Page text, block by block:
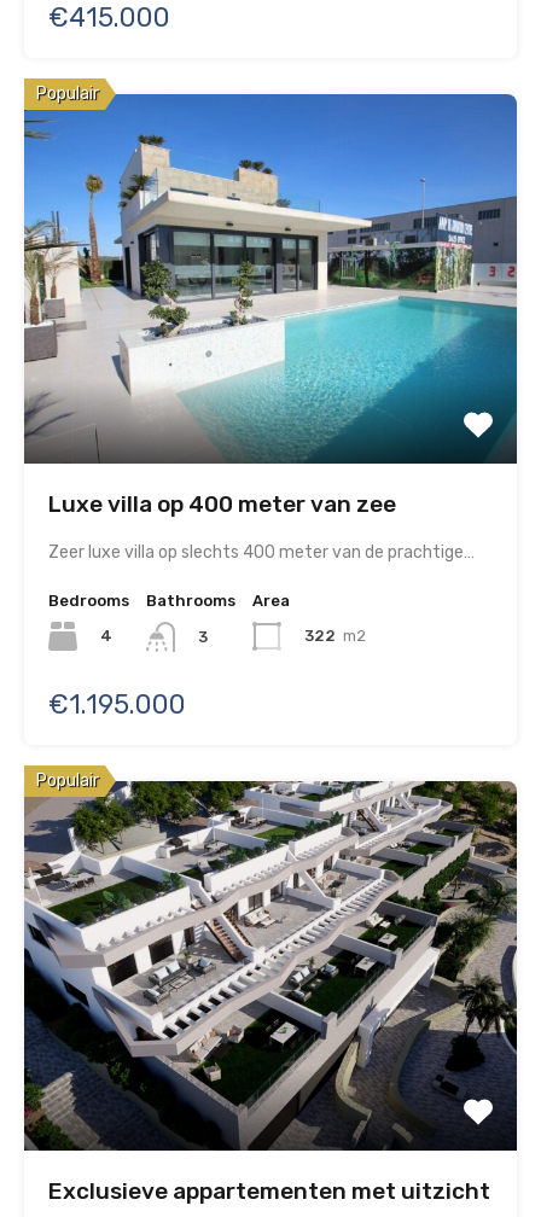
€415.000
Populair
Luxe villa op 400 meter van zee
Zeer luxe villa op slechts 400 meter van de prachtige…
Bedrooms
4
Bathrooms
3
Area
322 m2
€1.195.000
Populair
Exclusieve appartementen met uitzicht